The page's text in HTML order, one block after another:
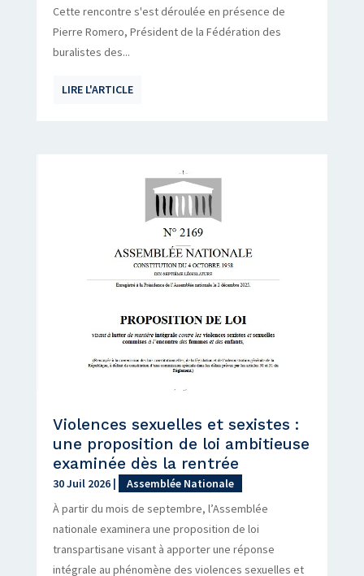
Cette rencontre s'est déroulée en présence de
Pierre Romero, Président de la Fédération des
buralistes des...
LIRE L'ARTICLE
Violences sexuelles et sexistes :
une proposition de loi ambitieuse
examinée dès la rentrée
30 Juil 2026|
Assemblée Nationale
À partir du mois de septembre, l’Assemblée
nationale examinera une proposition de loi
transpartisane visant à apporter une réponse
intégrale au phénomène des violences sexuelles et